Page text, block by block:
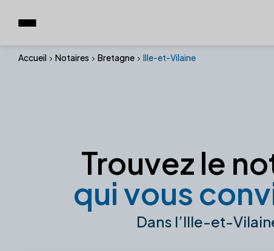
Accueil Notaires Bretagne Ille-et-Vilaine
Trouvez le
qui vous
Dans l’Ille-et-